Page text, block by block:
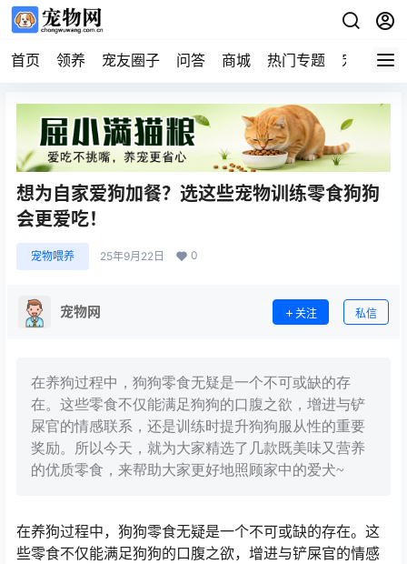
首页 领养 宠友圈子 问答 商城 热门专题 宠物企业
想为自家爱狗加餐？选这些宠物训练零食狗狗
会更爱吃！
宠物喂养 25年9月22日 0
宠物网 关注 私信
在养狗过程中，狗狗零食无疑是一个不可或缺的存
在。这些零食不仅能满足狗狗的口腹之欲，增进与铲
屎官的情感联系，还是训练时提升狗狗服从性的重要
奖励。所以今天，就为大家精选了几款既美味又营养
的优质零食，来帮助大家更好地照顾家中的爱犬~
在养狗过程中，狗狗零食无疑是一个不可或缺的存在。这
些零食不仅能满足狗狗的口腹之欲，增进与铲屎官的情感